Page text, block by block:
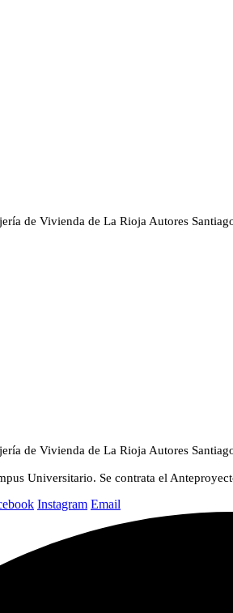
de Vivienda de La Rioja Autores
de Vivienda de La Rioja Autores
Universitario. Se contrata el
Instagram Email